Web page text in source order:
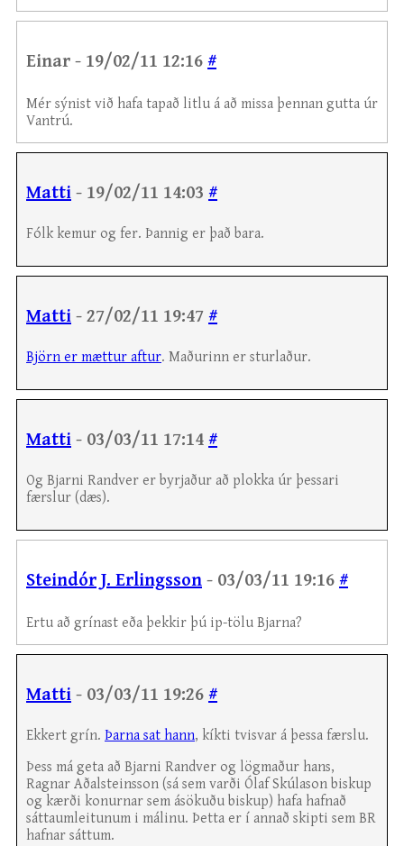
Einar - 19/02/11 12:16 #
Mér sýnist við hafa tapað litlu á að missa þennan gutta úr
Vantrú.
Matti - 19/02/11 14:03 #
Fólk kemur og fer. Þannig er það bara.
Matti - 27/02/11 19:47 #
Björn er mættur aftur. Maðurinn er sturlaður.
Matti - 03/03/11 17:14 #
Og Bjarni Randver er byrjaður að plokka úr þessari
færslur (dæs).
Steindór J. Erlingsson - 03/03/11 19:16 #
Ertu að grínast eða þekkir þú ip-tölu Bjarna?
Matti - 03/03/11 19:26 #
Ekkert grín. Þarna sat hann, kíkti tvisvar á þessa færslu.
Þess má geta að Bjarni Randver og lögmaður hans,
Ragnar Aðalsteinsson (sá sem varði Ólaf Skúlason biskup
og kærði konurnar sem ásökuðu biskup) hafa hafnað
sáttaumleitunum i málinu. Þetta er í annað skipti sem BR
hafnar sáttum.